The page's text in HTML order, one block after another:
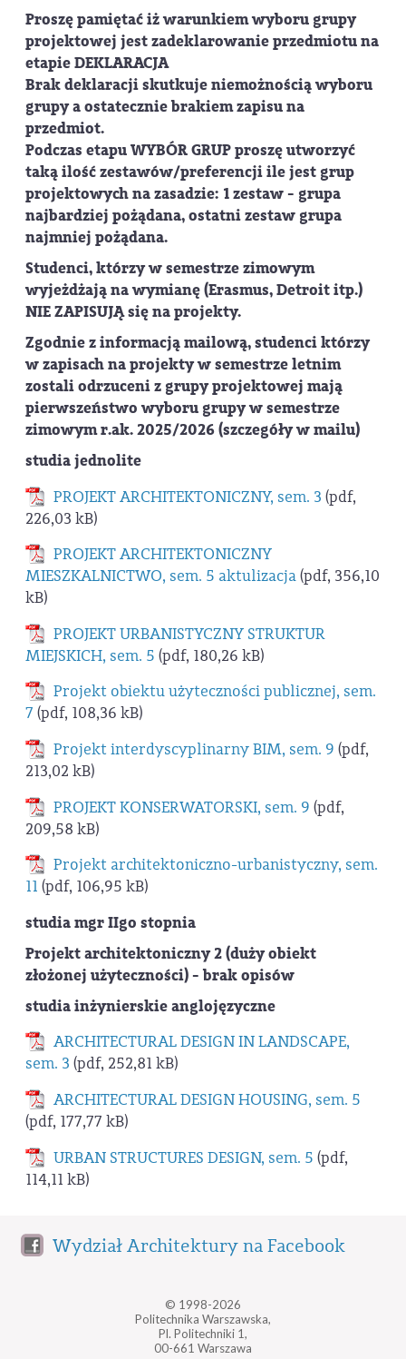
Proszę pamiętać iż warunkiem wyboru grupy
projektowej jest zadeklarowanie przedmiotu na
etapie DEKLARACJA
Brak deklaracji skutkuje niemożnością wyboru
grupy a ostatecznie brakiem zapisu na
przedmiot.
Podczas etapu WYBÓR GRUP proszę utworzyć
taką ilość zestawów/preferencji ile jest grup
projektowych na zasadzie: 1 zestaw - grupa
najbardziej pożądana, ostatni zestaw grupa
najmniej pożądana.
Studenci, którzy w semestrze zimowym
wyjeżdżają na wymianę (Erasmus, Detroit itp.)
NIE ZAPISUJĄ się na projekty.
Zgodnie z informacją mailową, studenci którzy
w zapisach na projekty w semestrze letnim
zostali odrzuceni z grupy projektowej mają
pierwszeństwo wyboru grupy w semestrze
zimowym r.ak. 2025/2026 (szczegóły w mailu)
studia jednolite
PROJEKT ARCHITEKTONICZNY, sem. 3 (pdf,
226,03 kB)
PROJEKT ARCHITEKTONICZNY
MIESZKALNICTWO, sem. 5 aktulizacja(pdf, 356,10
kB)
PROJEKT URBANISTYCZNY STRUKTUR
MIEJSKICH, sem. 5 (pdf, 180,26 kB)
Projekt obiektu użyteczności publicznej, sem.
7 (pdf, 108,36 kB)
Projekt interdyscyplinarny BIM, sem. 9 (pdf,
213,02 kB)
PROJEKT KONSERWATORSKI, sem. 9 (pdf,
209,58 kB)
Projekt architektoniczno-urbanistyczny, sem.
11 (pdf, 106,95 kB)
studia mgr IIgo stopnia
Projekt architektoniczny 2 (duży obiekt
złożonej użyteczności) - brak opisów
studia inżynierskie anglojęzyczne
ARCHITECTURAL DESIGN IN LANDSCAPE,
sem. 3 (pdf, 252,81 kB)
ARCHITECTURAL DESIGN HOUSING, sem. 5
(pdf, 177,77 kB)
URBAN STRUCTURES DESIGN, sem. 5 (pdf,
114,11 kB)
Wydział Architektury na Facebook
© 1998-2026
Politechnika Warszawska,
Pl. Politechniki 1,
00-661 Warszawa